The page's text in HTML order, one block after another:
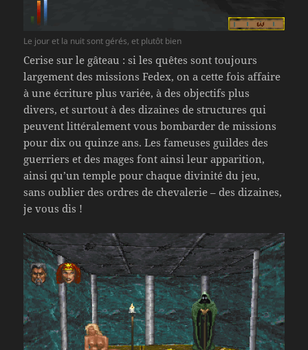
Le jour et la nuit sont gérés, et plutôt bien
Cerise sur le gâteau : si les quêtes sont toujours
largement des missions Fedex, on a cette fois affaire
à une écriture plus variée, à des objectifs plus
divers, et surtout à des dizaines de structures qui
peuvent littéralement vous bombarder de missions
pour dix ou quinze ans. Les fameuses guildes des
guerriers et des mages font ainsi leur apparition,
ainsi qu’un temple pour chaque divinité du jeu,
sans oublier des ordres de chevalerie – des dizaines,
je vous dis !